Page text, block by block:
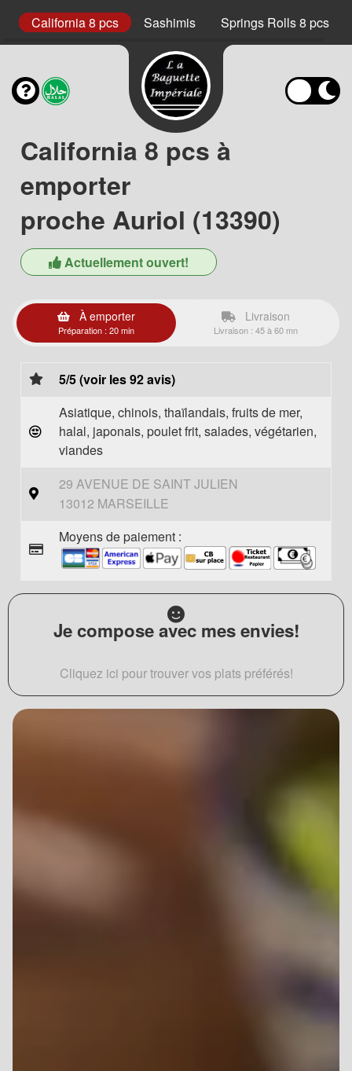
California 8 pcs Sashimis Springs Rolls 8 pcs
California 8 pcs à
emporter
proche Auriol (13390)
Actuellement ouvert!
À emporter
Préparation : 20 min
Livraison
Livraison : 45 à 60 mn
5/5 (voir les 92 avis)
Asiatique, chinois, thaïlandais, fruits de mer,
halal, japonais, poulet frit, salades, végétarien,
viandes
29 AVENUE DE SAINT JULIEN
13012 MARSEILLE
Moyens de paiement :
Je compose avec mes envies!
Cliquez ici pour trouver vos plats préférés!